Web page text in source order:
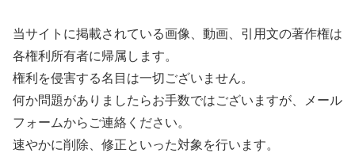
当サイトに掲載されている画像、動画、引用文の著作権は
各権利所有者に帰属します。
権利を侵害する名目は一切ございません。
何か問題がありましたらお手数ではございますが、メール
フォームからご連絡ください。
速やかに削除、修正といった対象を行います。